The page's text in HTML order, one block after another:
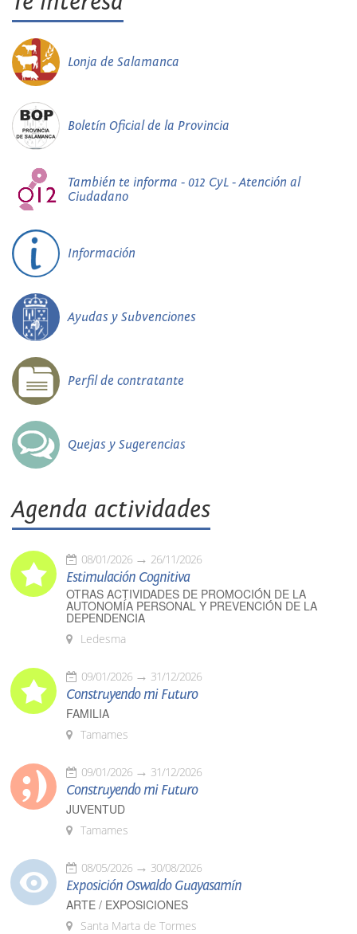
Lonja de Salamanca
Boletín Oficial de la Provincia
También te informa - 012 CyL - Atención al
Ciudadano
Información
Ayudas y Subvenciones
Perfil de contratante
Quejas y Sugerencias
Agenda actividades
08/01/2026 26/11/2026
Estimulación Cognitiva
OTRAS ACTIVIDADES DE PROMOCIÓN DE LA
AUTONOMÍA PERSONAL Y PREVENCIÓN DE LA
DEPENDENCIA
Ledesma
09/01/2026 31/12/2026
Construyendo mi Futuro
FAMILIA
Tamames
09/01/2026 31/12/2026
Construyendo mi Futuro
JUVENTUD
Tamames
08/05/2026 30/08/2026
Exposición Oswaldo Guayasamín
ARTE / EXPOSICIONES
Santa Marta de Tormes